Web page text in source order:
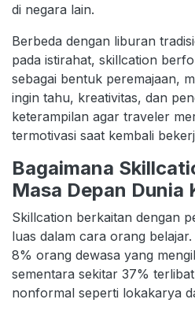
di negara lain.
Berbeda dengan liburan
pada istirahat, skillcation
sebagai bentuk peremajaan,
ingin tahu, kreativitas, dan
keterampilan agar traveler
termotivasi saat kembali
Bagaimana
Masa Depan Dunia
Skillcation berkaitan dengan
luas dalam cara orang
8% orang dewasa yang
sementara sekitar 37%
nonformal seperti lokakarya